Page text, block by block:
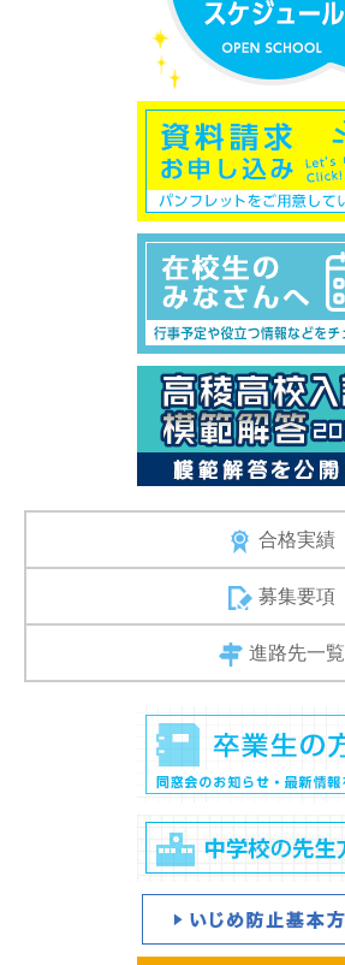
合格実績
募集要項
進路先一覧